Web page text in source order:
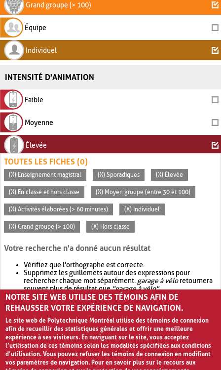
Grand groupe (> 100)
Équipe
Individuel
INTENSITÉ D'ANIMATION
Faible
Moyenne
Élevée
TOUTES LES FICHES (0)
(X) Enseignement magistral (X) Sporadiques (X) Élevée
(X) En classe et hors classe (X) Moyen groupe (entre 30 et 100)
(X) Activités élaborées (> 60 minutes) (X) Individuel
(X) Grand groupe (> 100) (X) Hors classe
Votre recherche n'a donné aucun résultat
Vérifiez que l'orthographe est correcte.
Supprimez les guillemets autour des expressions pour
rechercher chaque mot séparément. garage à véloretournera
souvent plus de résultat que"garage à vélo".
Envisagez d'élargir votre recherche avec OR.garage OR vélo
retournera souvent plus de résultat quegarage à vélo
NOTRE SITE WEB UTILISE DES TÉMOINS AFIN DE
REHAUSSER VOTRE EXPÉRIENCE DE NAVIGATION.
Le site web de Polytechnique Montréal utilise des témoins de connexion
afin de recueillir des statistiques générales et offrir une meilleure
expérience à ses visiteurs. En naviguant sur le site, vous acceptez
l’utilisation de ces témoins selon les modalités spécifiées aux conditions
d’utilisation. Vous pouvez refuser les témoins de connexion en modifiant
vos paramètres de navigation. Pour en savoir plus sur le recours aux